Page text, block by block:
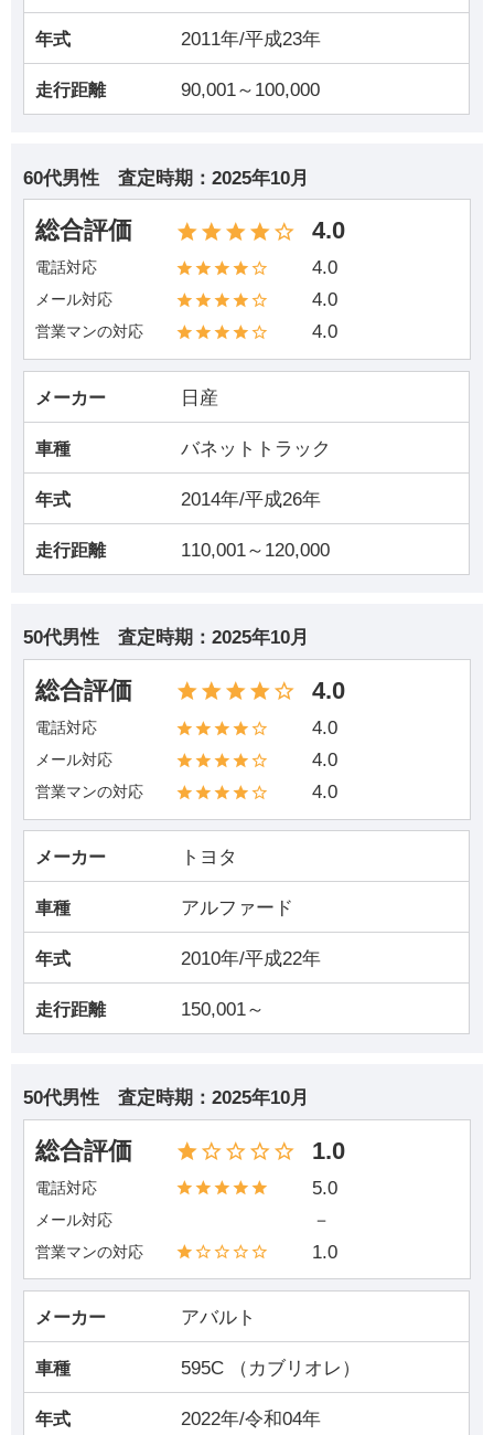
年式 2011年/平成23年
走行距離 90,001～100,000
60代男性 査定時期： 2025年10月
総合評価 4.0
電話対応 4.0
メール対応 4.0
営業マンの対応 4.0
メーカー 日産
車種 バネットトラック
年式 2014年/平成26年
走行距離 110,001～120,000
50代男性 査定時期： 2025年10月
総合評価 4.0
電話対応 4.0
メール対応 4.0
営業マンの対応 4.0
メーカー トヨタ
車種 アルファード
年式 2010年/平成22年
走行距離 150,001～
50代男性 査定時期： 2025年10月
総合評価 1.0
電話対応 5.0
メール対応 －
営業マンの対応 1.0
メーカー アバルト
車種 595C （カブリオレ）
年式 2022年/令和04年